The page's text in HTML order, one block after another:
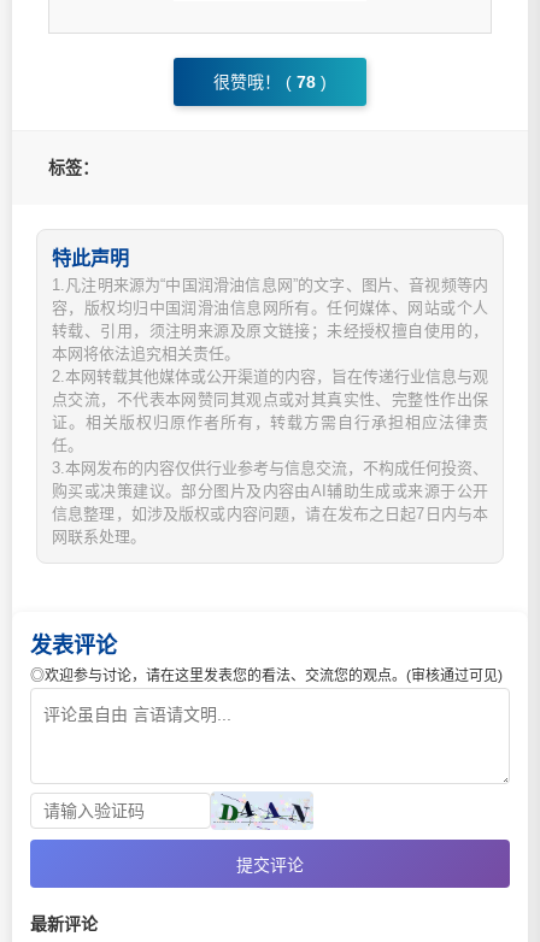
很赞哦！ ( 78 )
标签：
特此声明
1.凡注明来源为“中国润滑油信息网”的文字、图片、音视频等内
容，版权均归中国润滑油信息网所有。任何媒体、网站或个人
转载、引用，须注明来源及原文链接；未经授权擅自使用的，
本网将依法追究相关责任。
2.本网转载其他媒体或公开渠道的内容，旨在传递行业信息与观
点交流，不代表本网赞同其观点或对其真实性、完整性作出保
证。相关版权归原作者所有，转载方需自行承担相应法律责
任。
3.本网发布的内容仅供行业参考与信息交流，不构成任何投资、
购买或决策建议。部分图片及内容由AI辅助生成或来源于公开
信息整理，如涉及版权或内容问题，请在发布之日起7日内与本
网联系处理。
发表评论
◎欢迎参与讨论，请在这里发表您的看法、交流您的观点。(审核通过可见)
提交评论
最新评论